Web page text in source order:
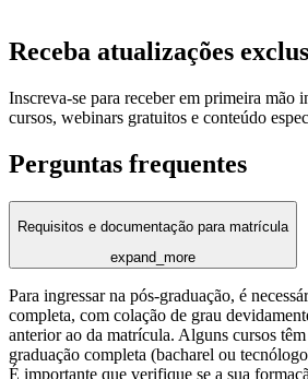
Receba atualizações
Inscreva-se para receber em primeira mão
cursos, webinars gratuitos e conteúdo
Perguntas frequentes
Requisitos e documentação para matrícula
expand_more
Para ingressar na pós-graduação, é
completa, com colação de grau
anterior ao da matrícula. Alguns cursos
graduação completa (bacharel ou
É importante que verifique se a sua